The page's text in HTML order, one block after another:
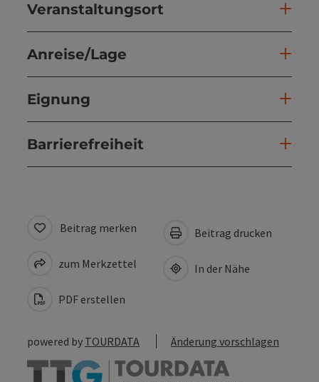
Veranstaltungsort
Anreise/Lage
Eignung
Barrierefreiheit
Beitrag merken
zum Merkzettel
PDF erstellen
Beitrag drucken
In der Nähe
powered by TOURDATA Änderung vorschlagen